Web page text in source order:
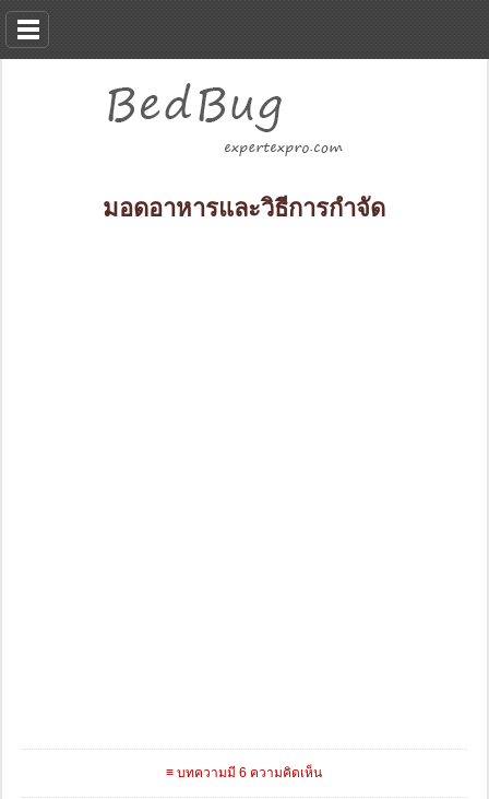
มอดอาหารและวิธีการกำจัด
≡ บทความมี 6 ความคิดเห็น